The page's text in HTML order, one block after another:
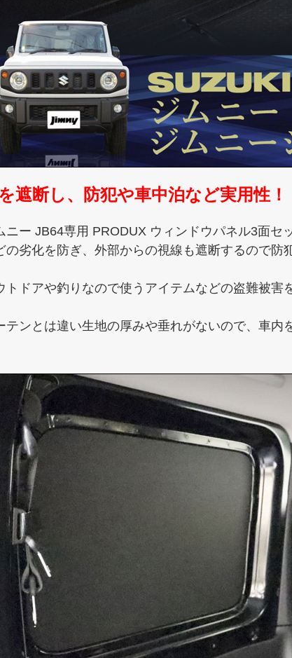
遮断し、防犯や車中泊など実用性！
ニー JB64専用 PRODUX ウィンドウパネル3面セ
の劣化を防ぎ、外部からの視線も遮断するので防
トドアや釣りなので使うアイテムなどの盗難被害
テンとは違い生地の厚みや垂れがないので、車内